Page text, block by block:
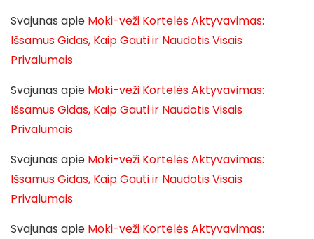
Svajunas apie Moki-veži Kortelės Aktyvavimas:
Išsamus Gidas, Kaip Gauti ir Naudotis Visais
Privalumais
Svajunas apie Moki-veži Kortelės Aktyvavimas:
Išsamus Gidas, Kaip Gauti ir Naudotis Visais
Privalumais
Svajunas apie Moki-veži Kortelės Aktyvavimas:
Išsamus Gidas, Kaip Gauti ir Naudotis Visais
Privalumais
Svajunas apie Moki-veži Kortelės Aktyvavimas: